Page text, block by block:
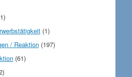
(1)
/ Reaktion(197)
(61)